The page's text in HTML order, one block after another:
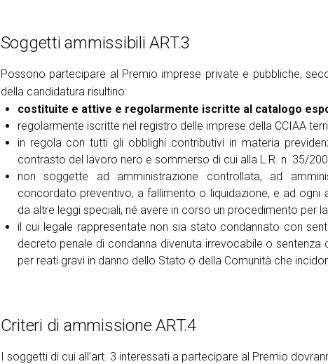
Soggetti ammissibili ART.3
Possono partecipare al Premio imprese private e pubbliche,
della candidatura risultino:
costituite e attive e regolarmente iscritte al catalogo
regolarmente iscritte nel registro delle imprese della CCIAA
in regola con tutti gli obblighi contributivi in materia
contrasto del lavoro nero e sommerso di cui alla L.R. n. 35/
non soggette ad amministrazione controllata, ad
concordato preventivo, a fallimento o liquidazione, e ad
da altre leggi speciali, né avere in corso un procedimento per
il cui legale rappresentate non sia stato condannato con
decreto penale di condanna divenuta irrevocabile o sentenza
per reati gravi in danno dello Stato o della Comunità che
Criteri di ammissione ART.4
I soggetti di cui all’art. 3 interessati a partecipare al Premio